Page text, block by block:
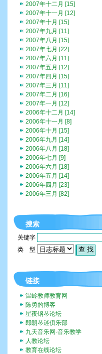
2007年十二月 [15]
2007年十一月 [12]
2007年十月 [15]
2007年九月 [11]
2007年八月 [15]
2007年七月 [22]
2007年六月 [11]
2007年五月 [12]
2007年四月 [15]
2007年三月 [11]
2007年二月 [16]
2007年一月 [12]
2006年十二月 [14]
2006年十一月 [8]
2006年十月 [15]
2006年九月 [14]
2006年八月 [18]
2006年七月 [9]
2006年六月 [18]
2006年五月 [14]
2006年四月 [23]
2006年三月 [82]
搜索
关键字
类 型
链接
温岭教师教育网
陈勇的博客
星夜钢琴论坛
郎朗琴迷俱乐部
九天音乐网-音乐教学
人教论坛
教育在线论坛